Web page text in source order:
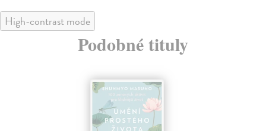
High-contrast mode
Podobné tituly